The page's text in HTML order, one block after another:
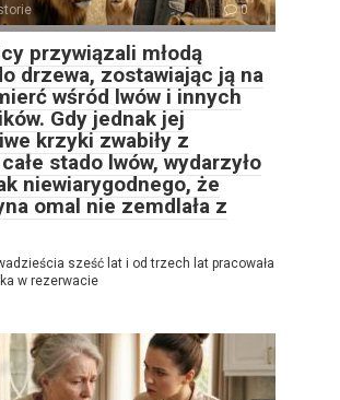
0
przywiązali młodą
drzewa, zostawiając ją na
wśród lwów i innych
Gdy jednak jej
krzyki zwabiły z
stado lwów, wydarzyło
niewiarygodnego, że
omal nie zemdlała z
sześć lat i od trzech lat pracowała
w rezerwacie